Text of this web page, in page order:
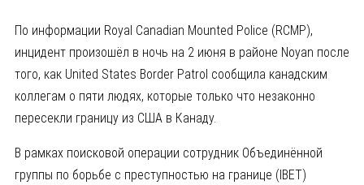
По информации Royal Canadian Mounted Police (RCMP),
инцидент произошёл в ночь на 2 июня в районе Noyan после
того, как United States Border Patrol сообщила канадским
коллегам о пяти людях, которые только что незаконно
пересекли границу из США в Канаду.
В рамках поисковой операции сотрудник Объединённой
группы по борьбе с преступностью на границе (IBET)